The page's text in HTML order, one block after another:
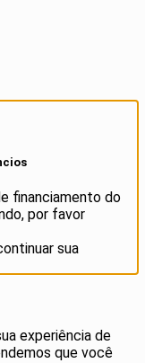
financiamento do
por favor
sua
experiência de
que você